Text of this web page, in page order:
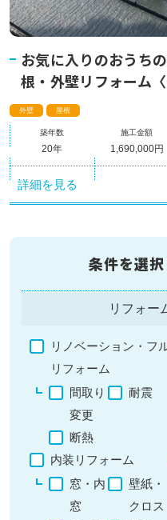
お気に入りのおうち
根・外壁リフォーム〈
外壁 屋根
築年数
20年
施工金額
1,690,000円
詳細を見る
条件を選
リフォー
リノベーション・フ
リフォーム
間取り
変更
耐震
断熱
内装リフォーム
窓・内
窓
壁紙・
クロス